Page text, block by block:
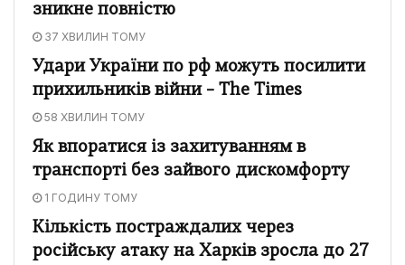
зникне повністю
37 ХВИЛИН ТОМУ
Удари України по рф можуть посилити
прихильників війни – The Times
58 ХВИЛИН ТОМУ
Як впоратися із захитуванням в
транспорті без зайвого дискомфорту
1 ГОДИНУ ТОМУ
Кількість постраждалих через
російську атаку на Харків зросла до 27